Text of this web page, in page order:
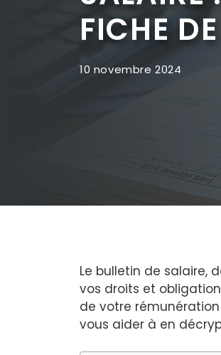
FICHE
10 novembre 2024
Le bulletin de salaire,
vos droits et
de votre
vous aider à en